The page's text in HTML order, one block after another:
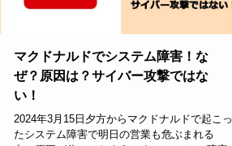
マクドナルドでシステム障害！な
ぜ？原因は？サイバー攻撃ではな
い！
2024年3月15日夕方からマクドナルドで起こっ
たシステム障害で明日の営業も危ぶまれる